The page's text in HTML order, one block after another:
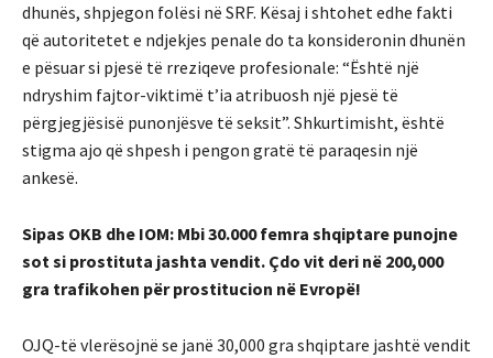
dhunës, shpjegon folësi në SRF. Kësaj i shtohet edhe fakti
që autoritetet e ndjekjes penale do ta konsideronin dhunën
e pësuar si pjesë të rreziqeve profesionale: “Është një
ndryshim fajtor-viktimë t’ia atribuosh një pjesë të
përgjegjësisë punonjësve të seksit”. Shkurtimisht, është
stigma ajo që shpesh i pengon gratë të paraqesin një
ankesë.
Sipas OKB dhe IOM: Mbi 30.000 femra shqiptare punojne
sot si prostituta jashta vendit. Çdo vit deri në 200,000
gra trafikohen për prostitucion në Evropë!
OJQ-të vlerësojnë se janë 30,000 gra shqiptare jashtë vendit